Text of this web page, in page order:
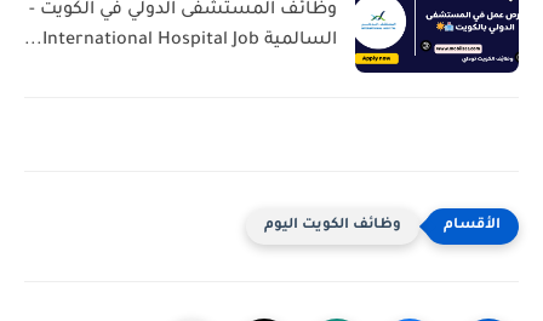
وظائف المستشفى الدولي في الكويت -
السالمية International Hospital Job...
وظائف الكويت اليوم